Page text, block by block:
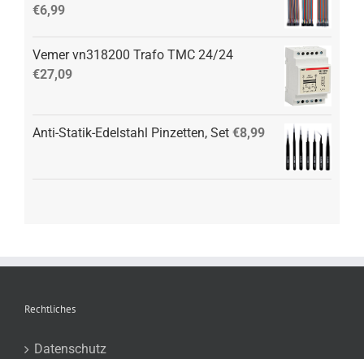
€6,99
Vemer vn318200 Trafo TMC 24/24
€27,09
Anti-Statik-Edelstahl Pinzetten, Set €8,99
Rechtliches
Datenschutz